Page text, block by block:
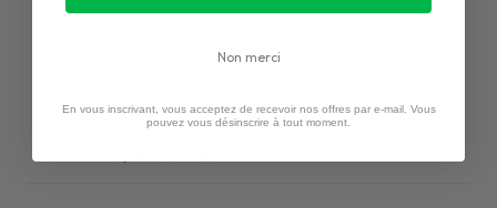
Non merci
En vous inscrivant, vous acceptez de recevoir nos offres par e-mail. Vous
pouvez vous désinscrire à tout moment.